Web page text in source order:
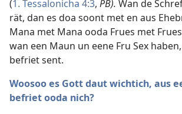
(1. Tessalonicha 4:3, PB). Wan de
rät, dan es doa soont met en aus
Mana met Mana ooda Frues met
wan een Maun un eene Fru Sex
befriet sent.
Woosoo es Gott daut wichtich, aus
befriet ooda nich?